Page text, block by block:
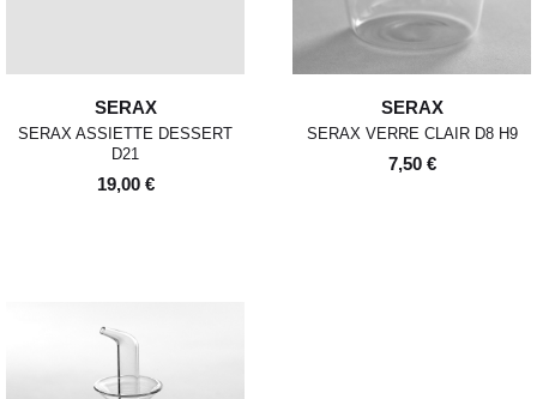
SERAX
SERAX ASSIETTE DESSERT
D21
19,00 €
SERAX
SERAX VERRE CLAIR D8 H9
7,50 €